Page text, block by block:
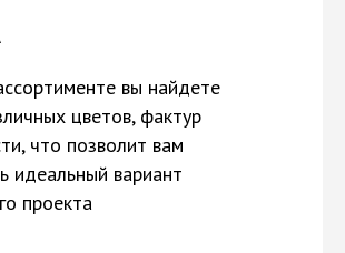
вы найдете
цветов, фактур
что позволит вам
идеальный вариант
проекта